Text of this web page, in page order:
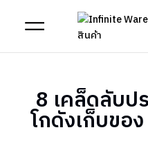
8 เคล็ดลับป
โกดังเก็บของ